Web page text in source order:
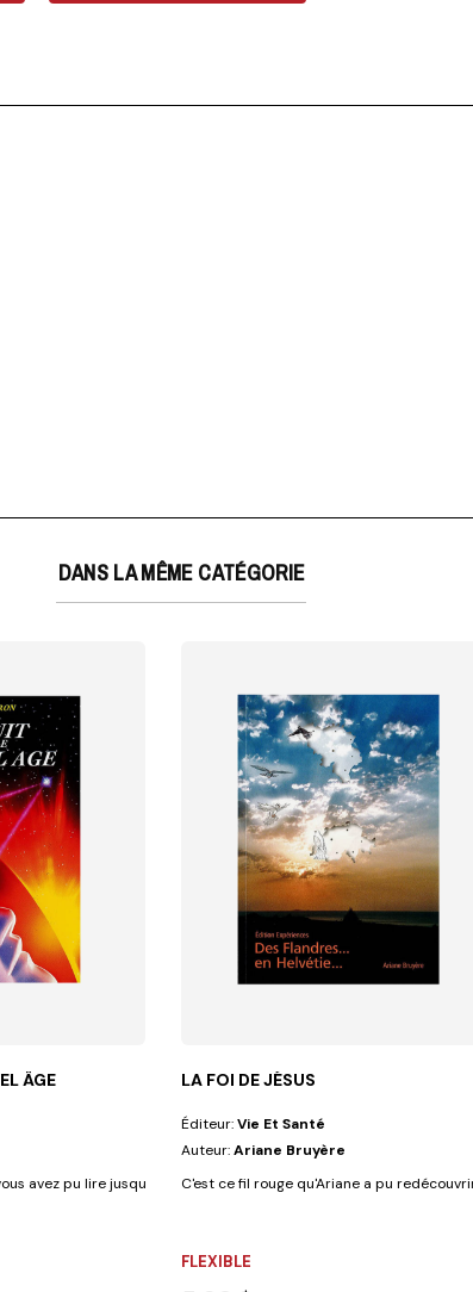
DANS LA MÊME CATÉGORIE
ÂGE
avez pu lire jusqu'à présent, ce livre raconte...
LA FOI DE JÉSUS
Éditeur:Vie Et Santé
Auteur:Ariane Bruyère
C'est ce fil rouge qu'Ariane a pu
FLEXIBLE